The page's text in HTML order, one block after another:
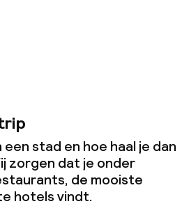
stad en hoe haal je dan
zorgen dat je onder
de mooiste
hotels vindt.